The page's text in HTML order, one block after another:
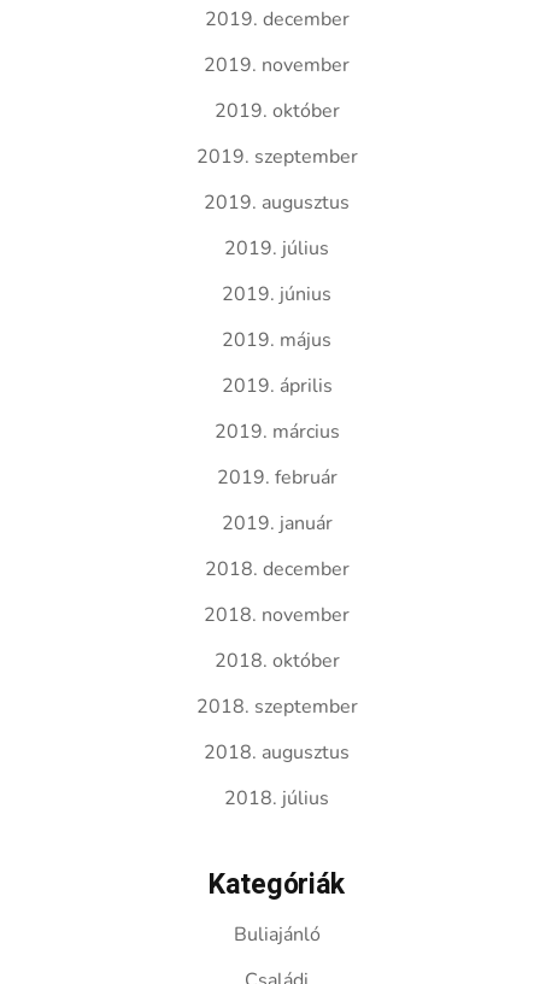
2019. december
2019. november
2019. október
2019. szeptember
2019. augusztus
2019. július
2019. június
2019. május
2019. április
2019. március
2019. február
2019. január
2018. december
2018. november
2018. október
2018. szeptember
2018. augusztus
2018. július
Kategóriák
Buliajánló